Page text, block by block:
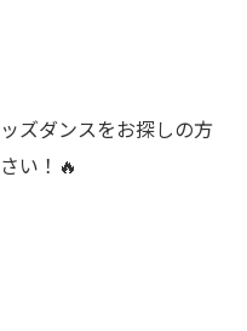
ズダンスをお探しの方
い！🔥